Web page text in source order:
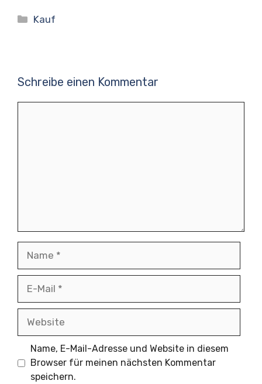
Kategorien
Kauf
Schreibe einen Kommentar
Name, E-Mail-Adresse und Website in diesem
Browser für meinen nächsten Kommentar
speichern.